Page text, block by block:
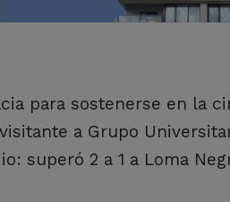
para sostenerse en la
a Grupo
superó 2 a 1 a Loma